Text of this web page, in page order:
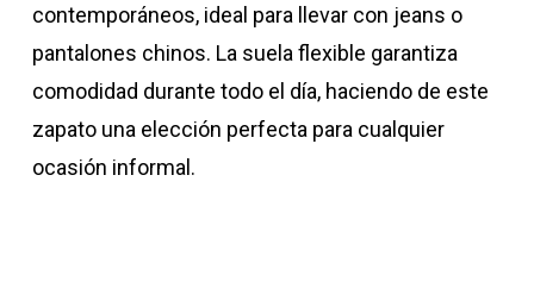
contemporáneos, ideal para llevar con jeans o
pantalones chinos. La suela flexible garantiza
comodidad durante todo el día, haciendo de este
zapato una elección perfecta para cualquier
ocasión informal.